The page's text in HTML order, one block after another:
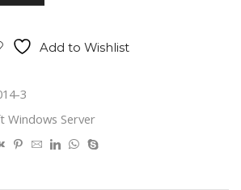
Add to Wishlist
3
Windows Server